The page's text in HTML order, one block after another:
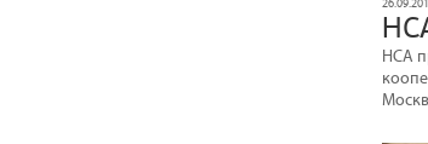
НСА